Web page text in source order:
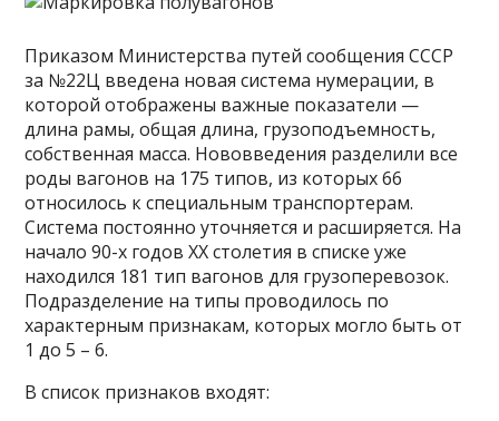
Приказом Министерства путей сообщения СССР
за №22Ц введена новая система нумерации, в
которой отображены важные показатели —
длина рамы, общая длина, грузоподъемность,
собственная масса. Нововведения разделили все
роды вагонов на 175 типов, из которых 66
относилось к специальным транспортерам.
Система постоянно уточняется и расширяется. На
начало 90-х годов ХХ столетия в списке уже
находился 181 тип вагонов для грузоперевозок.
Подразделение на типы проводилось по
характерным признакам, которых могло быть от
1 до 5 – 6.
В список признаков входят: